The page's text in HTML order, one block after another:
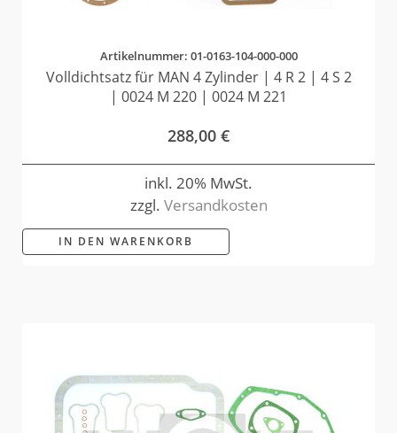
Artikelnummer: 01-0163-104-000-000
Volldichtsatz für MAN 4 Zylinder | 4 R 2 | 4 S 2
| 0024 M 220 | 0024 M 221
288,00 €
inkl. 20% MwSt.
zzgl. Versandkosten
IN DEN WARENKORB